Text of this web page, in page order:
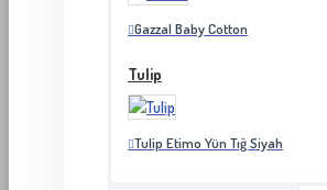
Gazzal Baby Cotton
Tulip
Tulip Etimo Yün Tığ Siyah